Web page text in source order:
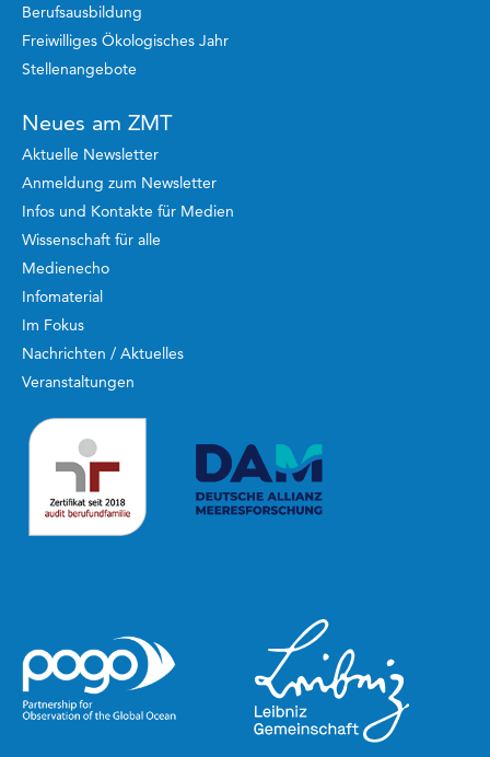
Berufsausbildung
Freiwilliges Ökologisches Jahr
Stellenangebote
Neues am ZMT
Aktuelle Newsletter
Anmeldung zum Newsletter
Infos und Kontakte für Medien
Wissenschaft für alle
Medienecho
Infomaterial
Im Fokus
Nachrichten / Aktuelles
Veranstaltungen